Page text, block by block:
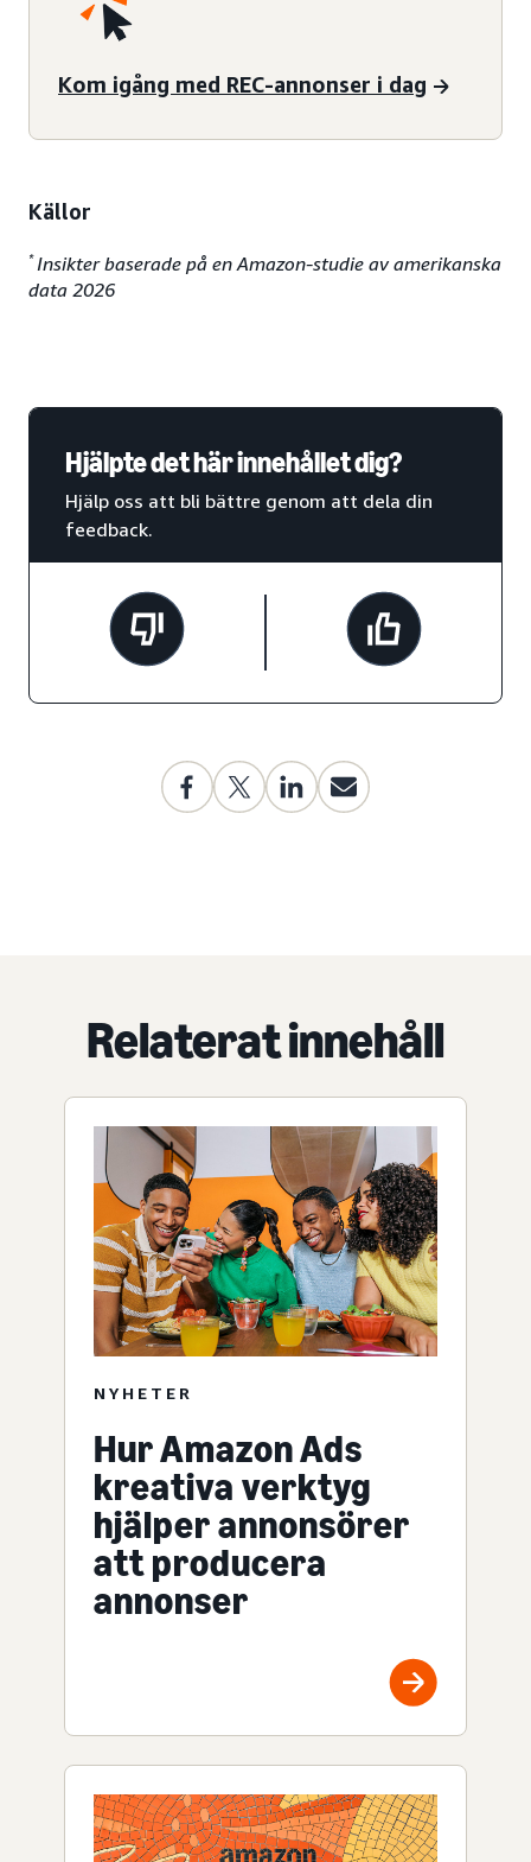
Kom igång med REC-annonser i dag
Källor
*Insikter baserade på en Amazon-studie av amerikanska
data 2026
Hjälpte det här innehållet dig?
Hjälp oss att bli bättre genom att dela din
feedback.
Relaterat innehåll
NYHETER
Hur Amazon Ads
kreativa verktyg
hjälper annonsörer
att producera
annonser